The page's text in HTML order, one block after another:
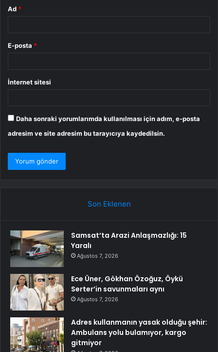
Ad *
E-posta *
İnternet sitesi
Daha sonraki yorumlarımda kullanılması için adım, e-posta
adresim ve site adresim bu tarayıcıya kaydedilsin.
Son Eklenen
Samsat’ta Arazi Anlaşmazlığı: 15
Yaralı
Ağustos 7, 2026
Ece Üner, Gökhan Özoğuz, Öykü
Serter’in savunmaları aynı
Ağustos 7, 2026
Adres kullanmanın yasak olduğu şehir:
Ambulans yolu bulamıyor, kargo
gitmiyor